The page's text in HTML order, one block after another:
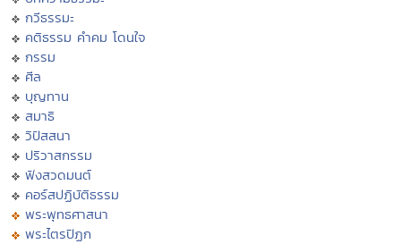
กวีธรรมะ
คติธรรม คำคม โดนใจ
กรรม
ศีล
บุญทาน
สมาธิ
วิปัสสนา
ปริวาสกรรม
ฟังสวดมนต์
คอร์สปฏิบัติธรรม
พระพุทธศาสนา
พระไตรปิฏก